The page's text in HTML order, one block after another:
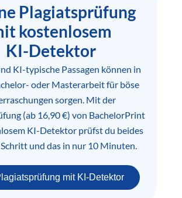
Plagiatsprüfung
kostenlosem
KI-Detektor
KI-typische Passagen können in
oder Masterarbeit für böse
sorgen. Mit der
(ab 16,90 €) von BachelorPrint
KI-Detektor prüfst du beides
und das in nur 10 Minuten.
mit KI-Detektor